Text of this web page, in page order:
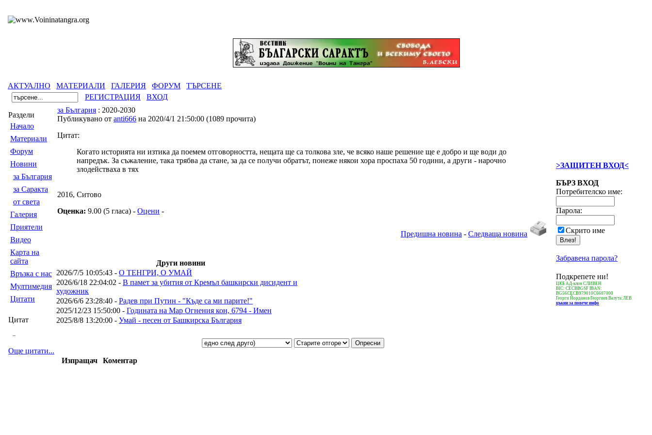
АКТУАЛНО МАТЕРИАЛИ ГАЛЕРИЯ ФОРУМ
ТЪРСЕНЕ
РЕГИСТРАЦИЯ
ВХОД
Раздели
Началo
Материали
Форум
Новини
за България
за Саракта
от света
Галерия
Приятели
Видео
Карта на
сайта
Връзка с нас
Мултимедия
Цитати
Цитат
--
Още цитати...
за България : 2020-2030
Публикувано от anti666 на 2020/4/1 21:50:00 (1089 прочита)
Цитат:
Когато историята ни изтика да поемем отговорността, нещата ще са толкова зле, че всяко наше решение ще е добро и ще води до
напредък. За съжаление, така трябва да стане, за да се получи обратът, понеже някои хора проспаха 50 години, а други - нарочно
злодействаха в тях
2016, Ситово
Оценка: 9.00 (5 гласа) - Оцени -
Предишна новина - Следваща новина
Други новини
2026/7/5 10:05:43 - О ТЕНГРИ, О УМАЙ
2026/6/18 22:04:02 - В памет за убития от Кремъл башкирски дисидент и
художник
2026/6/6 23:28:40 - Радев при Путин - "Къде са ми парите!"
2025/12/23 15:50:00 - Годината на Мар Огнения кон, 6794 - Имен
2025/8/8 13:20:00 - Умай - песен от Башкирска България
Изпращач Коментар
>ЗАЩИТЕН ВХОД<
БЪРЗ ВХОД
Потребителско име:
Парола:
Скрито име
Забравена парола?
Подкрепете ни!
ЦКБ АД-клон СЛИВЕН
BIC: CECBBGSF IBAN:
BG56CECB979010C6607000
Георги Йорданов Георгиев Валута:ЛЕВ
цъкни за повече инфо